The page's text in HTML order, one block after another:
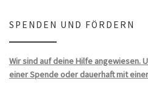
SPENDEN UND FÖRDERN
Wir sind auf deine Hilfe angewiesen.
einer Spende oder dauerhaft mit